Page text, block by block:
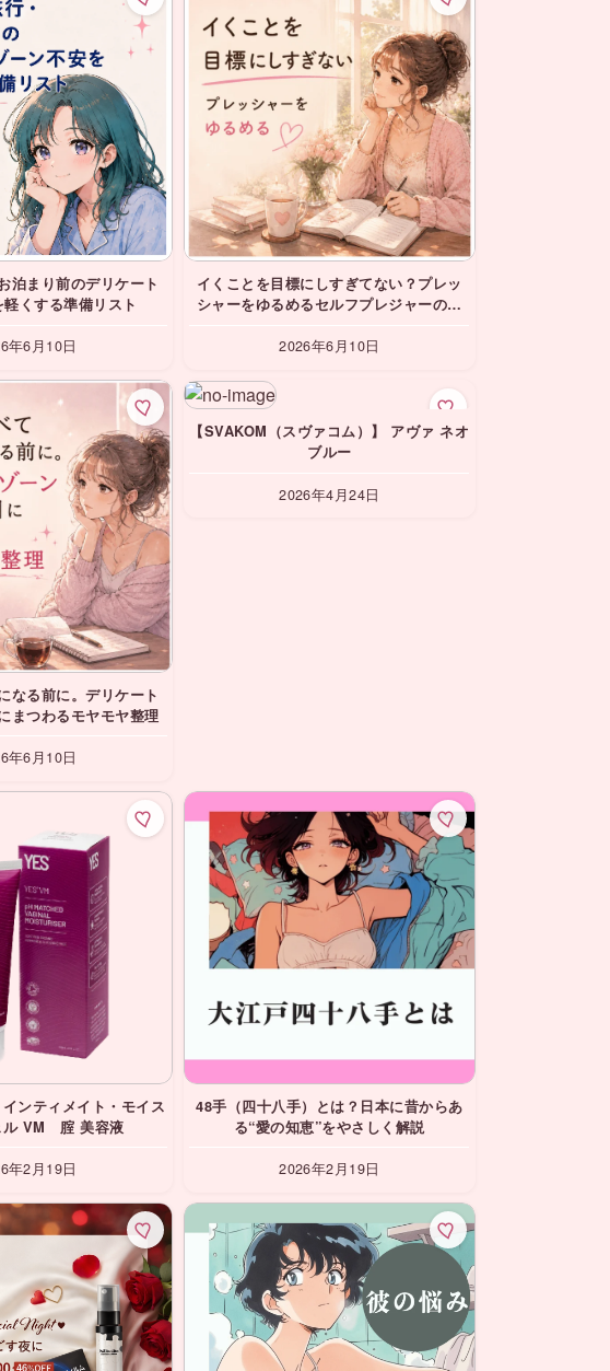
泊まり前のデリケート
くする準備リスト
年6月10日
イくことを目標にしすぎてない？プレッ
シャーをゆるめるセルフプレジャーの楽
2026年6月10日
なる前に。デリケート
まつわるモヤモヤ整理
年6月10日
【SVAKOM（スヴァコム）】 アヴァ ネオ
ブルー
2026年4月24日
インティメイト・モイス
ル VM 腟 美容液
年2月19日
48手（四十八手）とは？日本に昔からあ
る“愛の知恵”をやさしく解説
2026年2月19日